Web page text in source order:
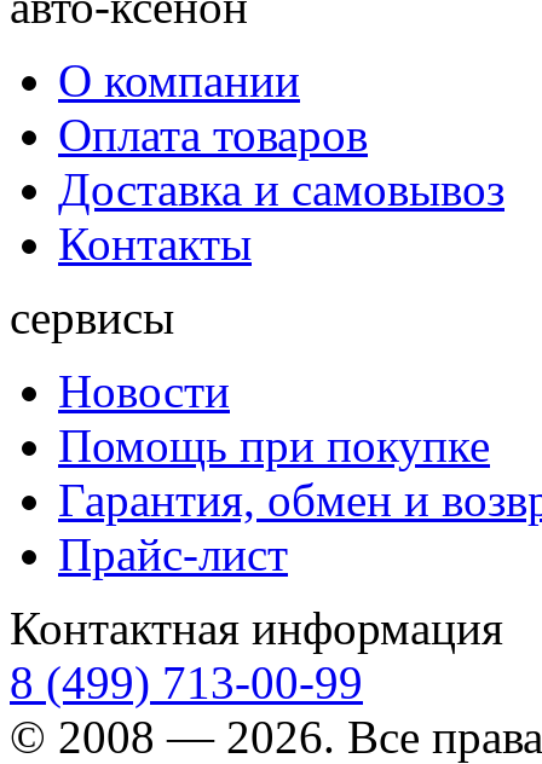
О компании
Оплата товаров
Доставка и самовывоз
Контакты
сервисы
Новости
Помощь при покупке
Гарантия, обмен и
Прайс-лист
Контактная информация
8 (499) 713-00-99
© 2008 — 2026. Все